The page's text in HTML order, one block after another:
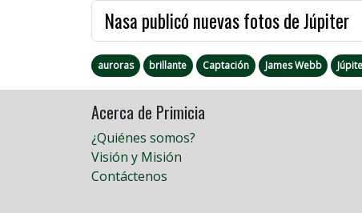
Nasa publicó nuevas fotos de Júpiter
auroras brillante Captación James Webb
Acerca de Primicia
¿Quiénes somos?
Visión y Misión
Contáctenos